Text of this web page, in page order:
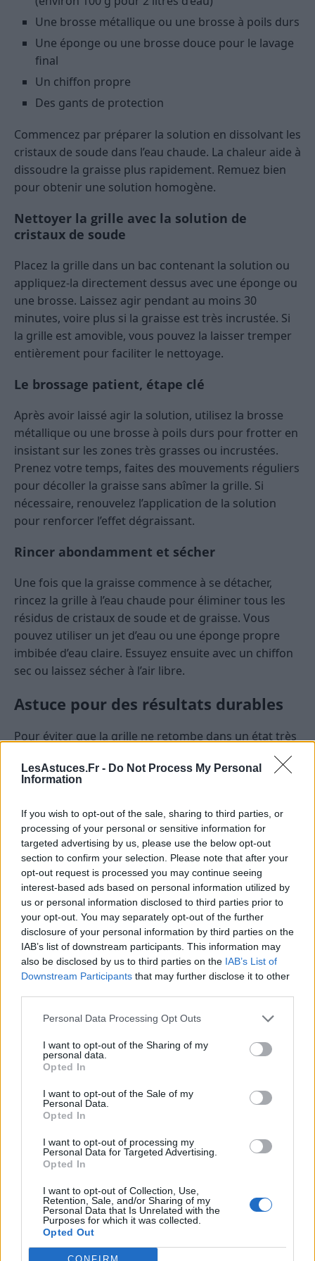
LesAstuces.Fr - Do Not Process My Personal
Information
If you wish to opt-out of the sale, sharing to third parties, or
processing of your personal or sensitive information for
targeted advertising by us, please use the below opt-out
section to confirm your selection. Please note that after your
opt-out request is processed you may continue seeing
interest-based ads based on personal information utilized by
us or personal information disclosed to third parties prior to
your opt-out. You may separately opt-out of the further
disclosure of your personal information by third parties on the
IAB’s list of downstream participants. This information may
also be disclosed by us to third parties on the IAB’s List of
Downstream Participants that may further disclose it to other
Personal Data Processing Opt Outs
I want to opt-out of the Sharing of my
personal data.
Opted In
I want to opt-out of the Sale of my
Personal Data.
Opted In
I want to opt-out of processing my
Personal Data for Targeted Advertising.
Opted In
I want to opt-out of Collection, Use,
Retention, Sale, and/or Sharing of my
Personal Data that Is Unrelated with the
Purposes for which it was collected.
Opted Out
Une brosse métallique ou une brosse à poils durs
Une éponge ou une brosse douce pour le lavage
final
Un chiffon propre
Des gants de protection
Commencez par préparer la solution en dissolvant les
cristaux de soude dans l’eau chaude. La chaleur aide à
dissoudre la graisse plus rapidement. Remuez bien
pour obtenir une solution homogène.
Nettoyer la grille avec la solution de
cristaux de soude
Placez la grille dans un bac contenant la solution ou
appliquez-la directement dessus avec une éponge ou
une brosse. Laissez agir pendant au moins 30
minutes, voire plus si la graisse est très incrustée. Si
la grille est amovible, vous pouvez la laisser tremper
entièrement pour faciliter le nettoyage.
Le brossage patient, étape clé
Après avoir laissé agir la solution, utilisez la brosse
métallique ou une brosse à poils durs pour frotter en
insistant sur les zones très grasses ou incrustées.
Prenez votre temps, faites des mouvements réguliers
pour décoller la graisse sans abîmer la grille. Si
nécessaire, renouvelez l’application de la solution
pour renforcer l’effet dégraissant.
Rincer abondamment et sécher
Une fois que la graisse commence à se détacher,
rincez la grille à l’eau chaude pour éliminer tous les
résidus de cristaux de soude et de graisse. Vous
pouvez utiliser un jet d’eau ou une éponge propre
imbibée d’eau claire. Essuyez ensuite avec un chiffon
sec ou laissez sécher à l’air libre.
Astuce pour des résultats durables
Pour éviter que la grille ne retombe dans un état très
gras rapidement, pensez à la nettoyer régulièrement,
notamment après chaque utilisation ou toutes les 2-3
grandement l’entretien et évite l’accumulation de
graisses tenaces.
Conseils complémentaires pour un
nettoyage complet du four
En plus de la grille, il est souvent utile de nettoyer
aussi la cavité du four, les parois et la vitre. Utiliser la
même solution de cristaux de soude dilués dans de
l’eau chaude peut également s’avérer efficace, en
respectant le même processus de trempage et de
brossage patient. N’oubliez pas de bien rincer et
sécher toutes les pièces pour éviter la corrosion ou la
Les erreurs à éviter lors du
nettoyage des grilles très grasses
Utiliser des produits trop abrasifs ou corrosifs
qui peuvent endommager la grille ou le
revêtement du four.
Ne pas porter de gants
peau ou des yeux.
Frotter trop violemment: cela peut déformer ou
abîmer la grille, surtout si elle est en fonte ou en
matériaux fragiles.